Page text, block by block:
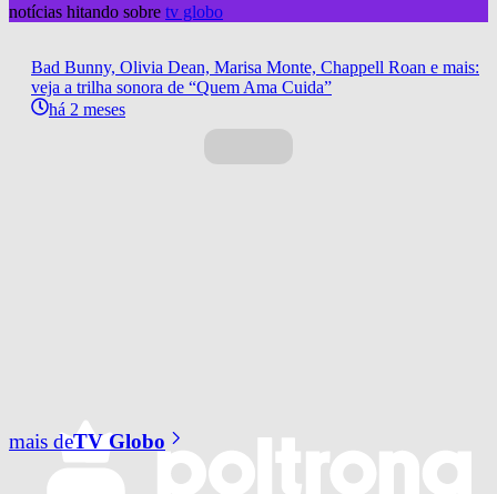
notícias hitando sobre tv globo
Bad Bunny, Olivia Dean, Marisa Monte, Chappell Roan e mais:
veja a trilha sonora de “Quem Ama Cuida”
há 2 meses
mais deTV Globo